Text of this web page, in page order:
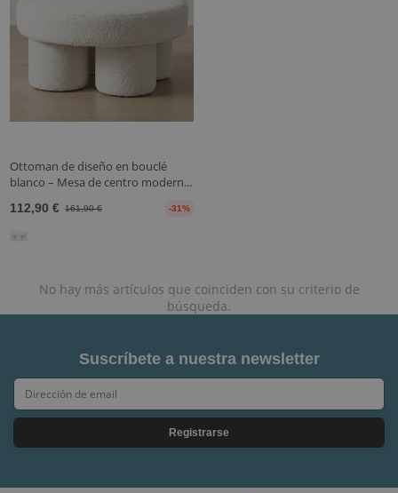
Ottoman de diseño en bouclé
blanco – Mesa de centro modern...
112,90 € 161,90 € -31%
No hay más artículos que coinciden con su criterio de
búsqueda.
Suscríbete a nuestra newsletter
Registrarse